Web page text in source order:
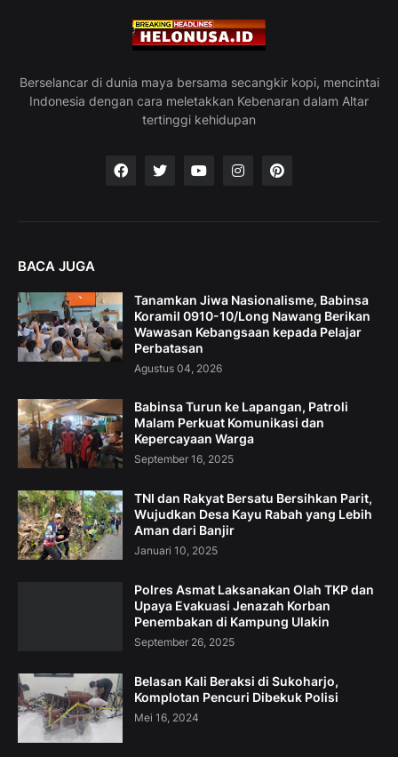
Berselancar di dunia maya bersama secangkir kopi, mencintai
Indonesia dengan cara meletakkan Kebenaran dalam Altar
tertinggi kehidupan
BACA JUGA
Tanamkan Jiwa Nasionalisme, Babinsa
Koramil 0910-10/Long Nawang Berikan
Wawasan Kebangsaan kepada Pelajar
Perbatasan
Agustus 04, 2026
Babinsa Turun ke Lapangan, Patroli
Malam Perkuat Komunikasi dan
Kepercayaan Warga
September 16, 2025
TNI dan Rakyat Bersatu Bersihkan Parit,
Wujudkan Desa Kayu Rabah yang Lebih
Aman dari Banjir
Januari 10, 2025
Polres Asmat Laksanakan Olah TKP dan
Upaya Evakuasi Jenazah Korban
Penembakan di Kampung Ulakin
September 26, 2025
Belasan Kali Beraksi di Sukoharjo,
Komplotan Pencuri Dibekuk Polisi
Mei 16, 2024